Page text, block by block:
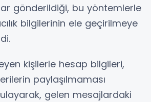
gönderildiği, bu yöntemlerle
bilgilerinin ele geçirilmeye
kişilerle hesap bilgileri,
paylaşılmaması
gelen mesajlardaki